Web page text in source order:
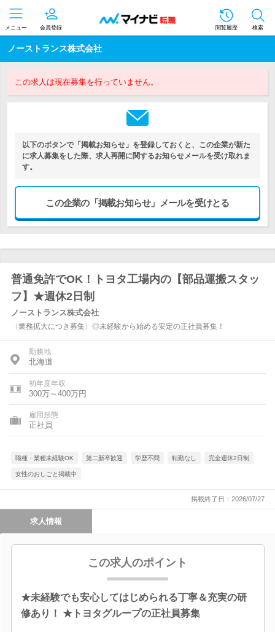
メニュー 会員登録 閲覧履歴 検索
ノーストランス株式会社
この求人は現在募集を行っていません。
以下のボタンで「掲載お知らせ」を登録しておくと、この企業が新た
に求人募集をした際、求人再開に関するお知らせメールを受け取れま
す。
この企業の「掲載お知らせ」メールを受けとる
普通免許でOK！トヨタ工場内の【部品運搬スタッ
フ】★週休2日制
ノーストランス株式会社
〈業務拡大につき募集〉◎未経験から始める安定の正社員募集！
勤務地
北海道
初年度年収
300万～400万円
雇用形態
正社員
職種・業種未経験OK 第二新卒歓迎 学歴不問 転勤なし 完全週休2日制
女性のおしごと掲載中
掲載終了日：2026/07/27
求人情報
この求人のポイント
★未経験でも安心してはじめられる丁寧＆充実の研
修あり！ ★トヨタグループの正社員募集